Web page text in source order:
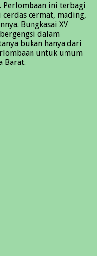
Perlombaan ini terbagi
cermat, mading,
Bungkasai XV
dalam
bukan hanya dari
untuk umum
Barat.